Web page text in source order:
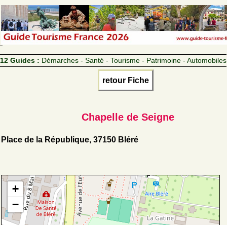
12 Guides : Démarches - Santé - Tourisme - Patrimoine - Automobiles
retour Fiche
Chapelle de Seigne
Place de la République, 37150 Bléré
+
−